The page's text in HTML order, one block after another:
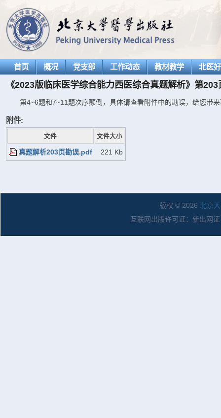
首页 概况 党支部 工作动态 教材教学 北医
《2023版临床医学综合能力西医综合真题解析》第203
第4~6题和7~11题次序颠倒，具体请查看附件中的勘误，给您带
附件:
文件 文件大小
真题解析203页勘误.pdf 221 Kb
版权 © 2026 北京
互联网出版许可证：新出网